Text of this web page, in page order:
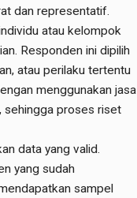
dan representatif.
atau kelompok
Responden ini dipilih
atau perilaku tertentu
menggunakan jasa
sehingga proses riset
data yang valid.
yang sudah
sampel